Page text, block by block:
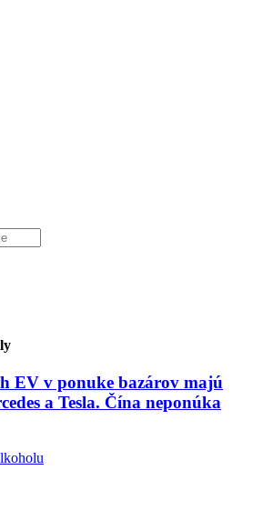
EV v ponuke bazárov majú
a Tesla. Čína neponúka